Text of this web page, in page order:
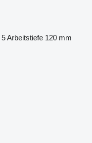
5Arbeitstiefe 120 mm